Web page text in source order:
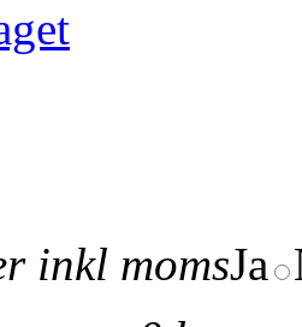
inkl momsJa